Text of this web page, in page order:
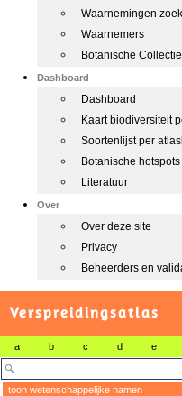
Waarnemingen
Waarnemers
Botanische
Dashboard
Dashboard
Kaart biodiversiteit
Soortenlijst per
Botanische hotspots
Literatuur
Over
Over deze site
Privacy
Beheerders en
Verspreidingsatlas
a b c d e
toon wetenschappelijke namen